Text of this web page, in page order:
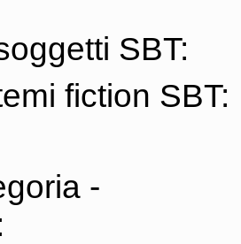
SBT:
fiction SBT:
-